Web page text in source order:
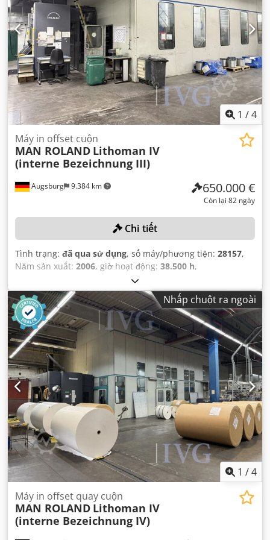
1 /4
Augsburg 9.384 km
Máy in offset cuộn
MAN ROLAND Lithoman IV
(interne Bezeichnung III)
650.000 €
Còn lại 82 ngày
Chi tiết
Tình trạng: đã qua sử dụng, số máy/phương tiện: 28157,
Năm sản xuất: 2006, giờ hoạt động: 38.500 h,
Nhấp chuột ra ngoài
1 /4
Máy in offset quay cuộn
MAN ROLAND Lithoman IV
(interne Bezeichnung IV)